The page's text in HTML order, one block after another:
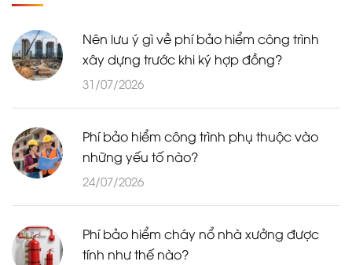
Nên lưu ý gì về phí bảo hiểm công trình
xây dựng trước khi ký hợp đồng?
31/07/2026
Phí bảo hiểm công trình phụ thuộc vào
những yếu tố nào?
24/07/2026
Phí bảo hiểm cháy nổ nhà xưởng được
tính như thế nào?